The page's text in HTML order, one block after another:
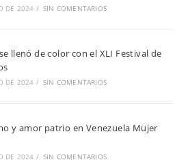
DE 2024 / SIN COMENTARIOS
llenó de color con el XLI Festival de
DE 2024 / SIN COMENTARIOS
y amor patrio en Venezuela Mujer
DE 2024 / SIN COMENTARIOS